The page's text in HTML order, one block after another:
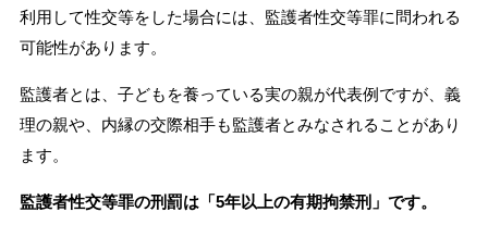
利用して性交等をした場合には、監護者性交等罪に問われる
可能性があります。
監護者とは、子どもを養っている実の親が代表例ですが、義
理の親や、内縁の交際相手も監護者とみなされることがあり
ます。
監護者性交等罪の刑罰は「5年以上の有期拘禁刑」です。